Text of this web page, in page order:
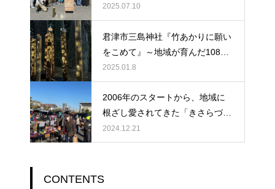
と生まれ変わらせよう！
2025.07.10
君津市三島神社『竹あかりに願い
をこめて』～地域が育んだ108本
の光が紡ぐ物語
2025.01.8
2006年のスタートから、地域に
根ざし愛されてきた「きさらづ朝
市」が、ついに400回という大き
な節目を迎えました。
2024.12.21
CONTENTS